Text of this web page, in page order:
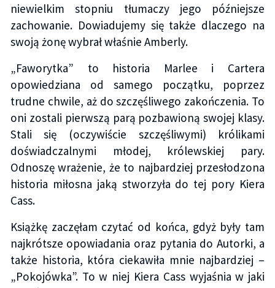
niewielkim stopniu tłumaczy jego późniejsze
zachowanie. Dowiadujemy się także dlaczego na
swoją żonę wybrał właśnie Amberly.
„Faworytka” to historia Marlee i Cartera
opowiedziana od samego początku, poprzez
trudne chwile, aż do szczęśliwego zakończenia. To
oni zostali pierwszą parą pozbawioną swojej klasy.
Stali się (oczywiście szczęśliwymi) królikami
doświadczalnymi młodej, królewskiej pary.
Odnoszę wrażenie, że to najbardziej przesłodzona
historia miłosna jaką stworzyła do tej pory Kiera
Cass.
Książkę zaczęłam czytać od końca, gdyż były tam
najkrótsze opowiadania oraz pytania do Autorki, a
także historia, która ciekawiła mnie najbardziej –
„Pokojówka”. To w niej Kiera Cass wyjaśnia w jaki